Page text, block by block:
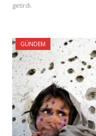
getirdi.
GÜNDEM